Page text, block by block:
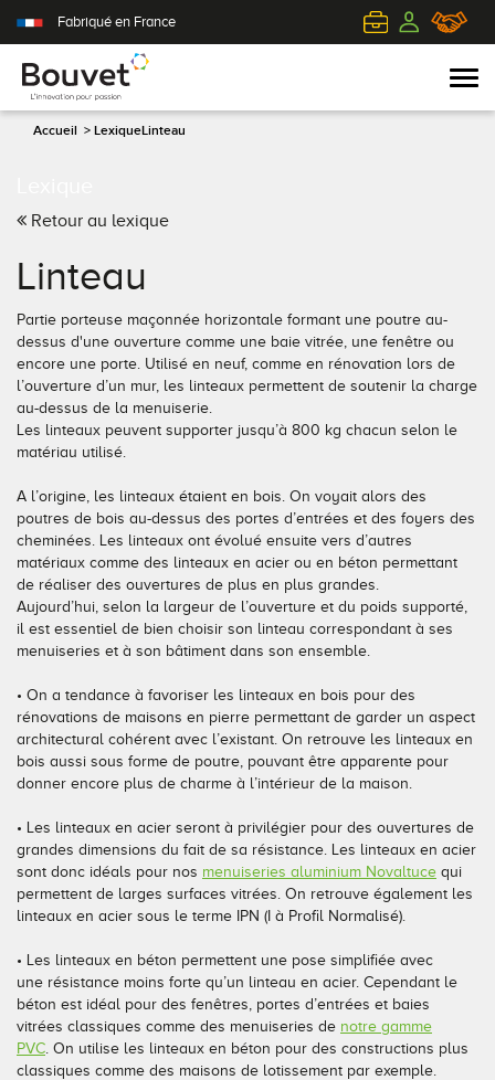
Fabriqué en France
Accueil > LexiqueLinteau
Retour au lexique
Linteau
Partie porteuse maçonnée horizontale formant une poutre au-
dessus d'une ouverture comme une baie vitrée, une fenêtre ou
encore une porte. Utilisé en neuf, comme en rénovation lors de
l’ouverture d’un mur, les linteaux permettent de soutenir la charge
au-dessus de la menuiserie.
Les linteaux peuvent supporter jusqu’à 800 kg chacun selon le
matériau utilisé.
A l’origine, les linteaux étaient en bois. On voyait alors des
poutres de bois au-dessus des portes d’entrées et des foyers des
cheminées. Les linteaux ont évolué ensuite vers d’autres
matériaux comme des linteaux en acier ou en béton permettant
de réaliser des ouvertures de plus en plus grandes.
Aujourd’hui, selon la largeur de l’ouverture et du poids supporté,
il est essentiel de bien choisir son linteau correspondant à ses
menuiseries et à son bâtiment dans son ensemble.
• On a tendance à favoriser les linteaux en bois pour des
rénovations de maisons en pierre permettant de garder un aspect
architectural cohérent avec l’existant. On retrouve les linteaux en
bois aussi sous forme de poutre, pouvant être apparente pour
donner encore plus de charme à l’intérieur de la maison.
• Les linteaux en acier seront à privilégier pour des ouvertures de
grandes dimensions du fait de sa résistance. Les linteaux en acier
sont donc idéals pour nos menuiseries aluminium Novaltuce qui
permettent de larges surfaces vitrées. On retrouve également les
linteaux en acier sous le terme IPN (I à Profil Normalisé).
• Les linteaux en béton permettent une pose simplifiée avec
une résistance moins forte qu’un linteau en acier. Cependant le
béton est idéal pour des fenêtres, portes d’entrées et baies
vitrées classiques comme des menuiseries de notre gamme
PVC. On utilise les linteaux en béton pour des constructions plus
classiques comme des maisons de lotissement par exemple.
Bois
Nos portes-fenêtres
Conseils pour choisir
Demander un devis
Télécharger le catalogue
Tous nos volets
Conseils pour choisir
Tous nos accessoires volets roulants
Tous nos accessoires volets battants
Télécharger le catalogue
PVC
Toutes nos portes d'entrée
Classique
Accessoires
Conseils pour choisir
Demander un devis
Télécharger le catalogue
L'efficience industrielle
Le respect de l'environnement